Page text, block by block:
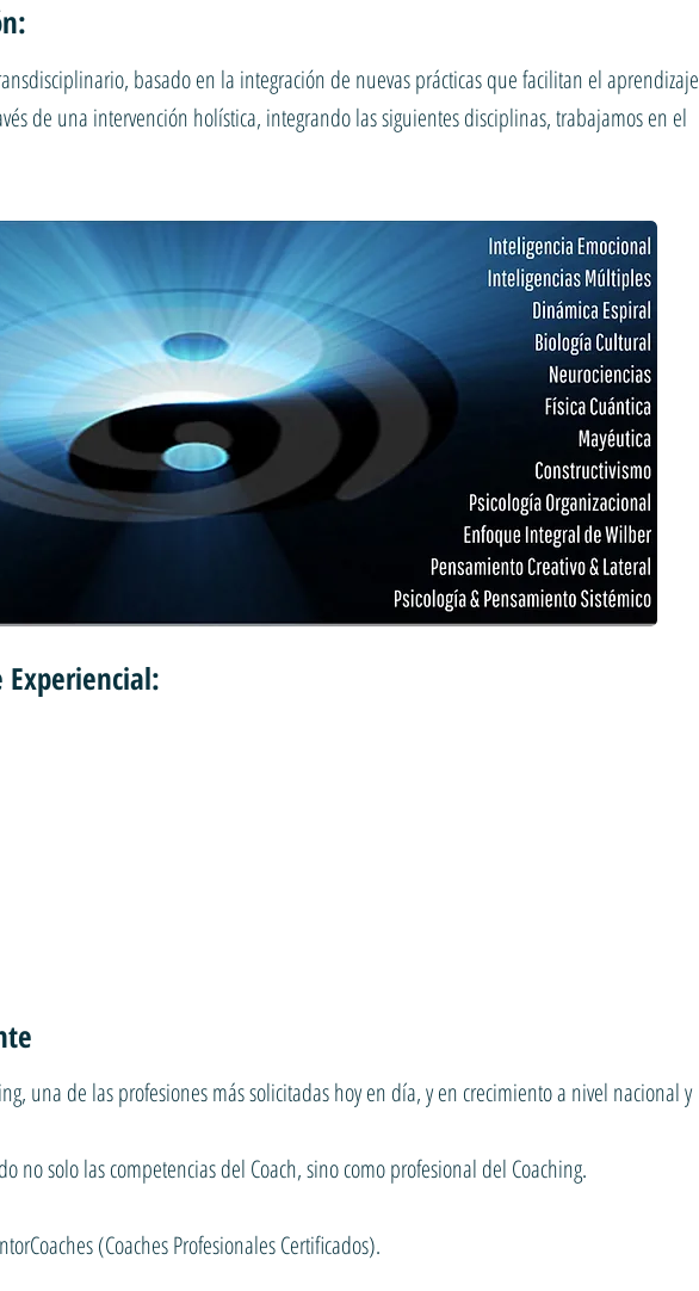
basado en la integración de nuevas prácticas que facilitan el aprendizaje
de una intervención holística, integrando las siguientes disciplinas, trabajamos en el
una de las profesiones más solicitadas hoy en día, y en crecimiento a nivel nacional y
no solo las competencias del Coach, sino como profesional del Coaching.
(Coaches Profesionales Certificados).